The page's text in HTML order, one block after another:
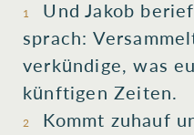
1 Und Jakob berief
sprach:
verkündige, was
künftigen Zeiten.
2 Kommt zuhauf